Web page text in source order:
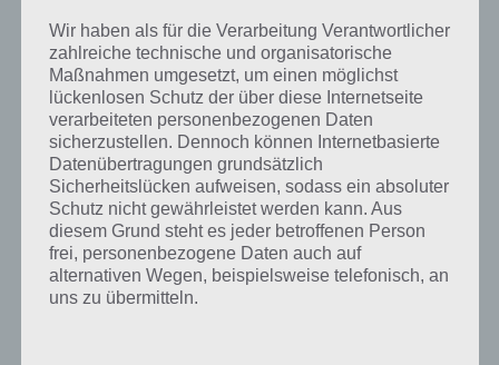
Trailer zu Merlins Adventure
Wer sich noch ein Bild zu Merlins Adventure machen will, der kann
sich den folgenden Gameplay Trailer anschauen, der zahlreiche
Szenen aus dem Spiel zeigt.
Wir haben als für die Verarbeitung Verantwortlicher
zahlreiche technische und organisatorische
Maßnahmen umgesetzt, um einen möglichst
lückenlosen Schutz der über diese Internetseite
verarbeiteten personenbezogenen Daten
sicherzustellen. Dennoch können Internetbasierte
Datenübertragungen grundsätzlich
Sicherheitslücken aufweisen, sodass ein absoluter
Schutz nicht gewährleistet werden kann. Aus
diesem Grund steht es jeder betroffenen Person
frei, personenbezogene Daten auch auf
alternativen Wegen, beispielsweise telefonisch, an
uns zu übermitteln.